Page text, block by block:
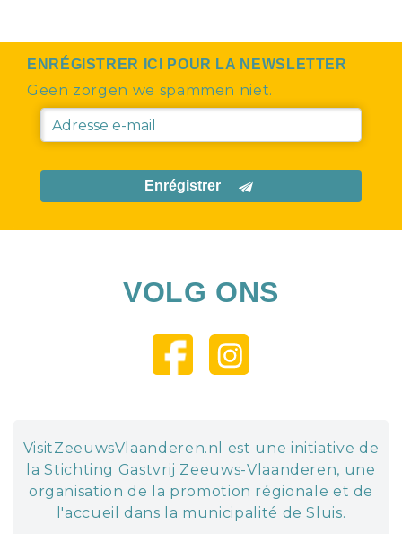
ENRÉGISTRER ICI POUR LA NEWSLETTER
Geen zorgen we spammen niet.
Enrégistrer
VOLG ONS
VisitZeeuwsVlaanderen.nl est une initiative de
la Stichting Gastvrij Zeeuws-Vlaanderen, une
organisation de la promotion régionale et de
l'accueil dans la municipalité de Sluis.